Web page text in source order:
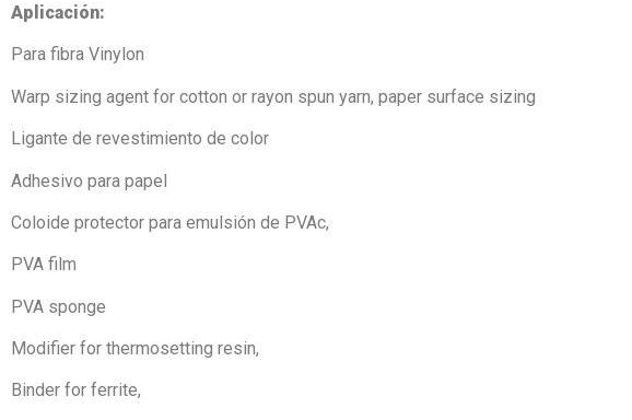
Aplicación:
Para fibra Vinylon
Warp sizing agent for cotton or rayon spun yarn, paper surface sizing
Ligante de revestimiento de color
Adhesivo para papel
Coloide protector para emulsión de PVAc,
PVA film
PVA sponge
Modifier for thermosetting resin,
Binder for ferrite,